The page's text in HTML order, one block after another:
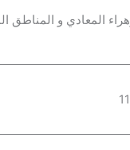
المعادي و المناطق